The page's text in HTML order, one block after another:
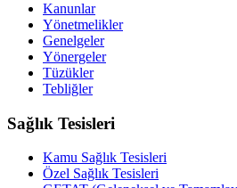
Kanunlar
Yönetmelikler
Genelgeler
Yönergeler
Tüzükler
Tebliğler
Sağlık Tesisleri
Kamu Sağlık Tesisleri
Özel Sağlık Tesisleri